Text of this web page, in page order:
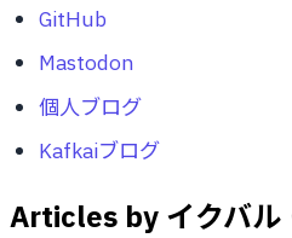
GitHub
Mastodon
個人ブログ
Kafkaiブログ
Articles by イクバル